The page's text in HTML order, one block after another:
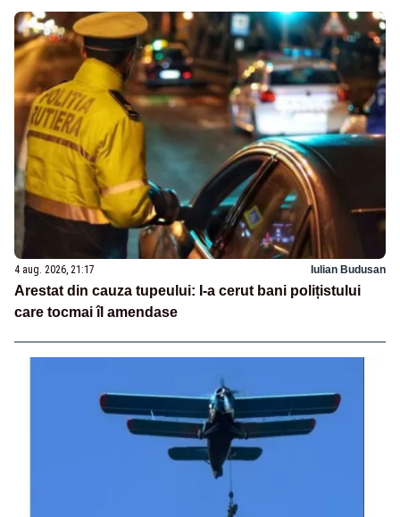
4 aug. 2026, 21:17 Iulian Budusan
Arestat din cauza tupeului: I-a cerut bani polițistului
care tocmai îl amendase